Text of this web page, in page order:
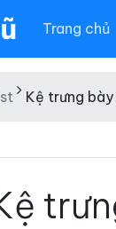
Trang chủ
Kệ trưng